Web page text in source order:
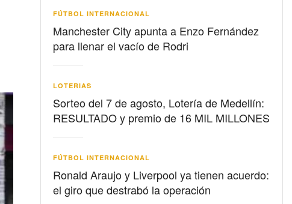
FÚTBOL INTERNACIONAL
Manchester City apunta a Enzo Fernández
para llenar el vacío de Rodri
LOTERIAS
Sorteo del 7 de agosto, Lotería de Medellín:
RESULTADO y premio de 16 MIL MILLONES
FÚTBOL INTERNACIONAL
Ronald Araujo y Liverpool ya tienen acuerdo:
el giro que destrabó la operación